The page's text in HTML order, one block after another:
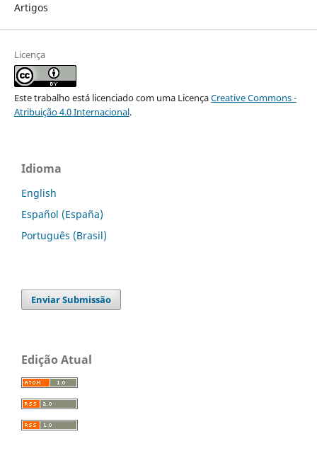
Artigos
Licença
Este trabalho está licenciado com uma LicençaCreative Commons -
Atribuição 4.0 Internacional.
Idioma
English
Español (España)
Português (Brasil)
Enviar Submissão
Edição Atual